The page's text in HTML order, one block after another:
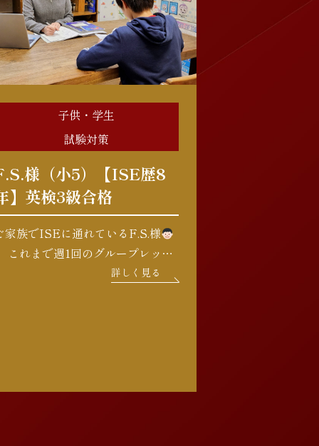
子供・学生
試験対策
様（小5）【ISE歴8
】英検3級合格
家族でISEに通れているF.S.様
これまで週1回のグループレッス
に加え、毎週土曜日にはお父様と
詳しく見る